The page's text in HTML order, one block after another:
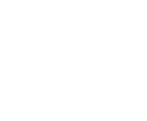
favoritas